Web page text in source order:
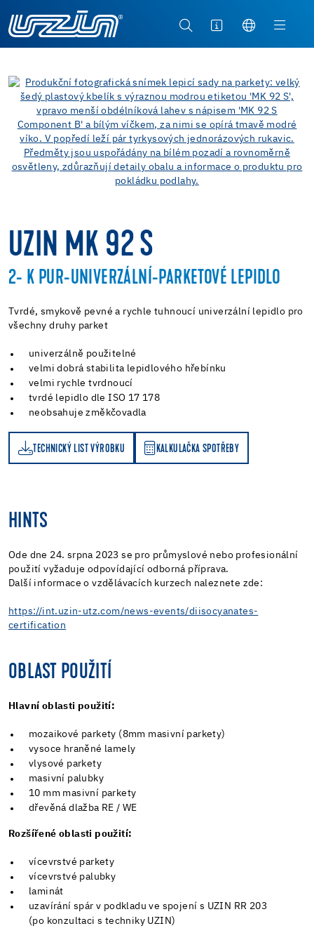
UZIN MK 92 S
2- K PUR-UNIVERZÁLNÍ-PARKETOVÉ LEPIDLO
Tvrdé, smykově pevné a rychle tuhnoucí univerzální lepidlo pro
všechny druhy parket
univerzálně použitelné
velmi dobrá stabilita lepidlového hřebínku
velmi rychle tvrdnoucí
tvrdé lepidlo dle ISO 17 178
neobsahuje změkčovadla
TECHNICKÝ LIST VÝROBKU KALKULAČKA SPOTŘEBY
KALKULAČKA SPOTŘEBY
HINTS
Ode dne 24. srpna 2023 se pro průmyslové nebo profesionální
použití vyžaduje odpovídající odborná příprava.
Další informace o vzdělávacích kurzech naleznete zde:
https://int.uzin-utz.com/news-events/diisocyanates-
certification
OBLAST POUŽITÍ
Hlavní oblasti použití:
mozaikové parkety (8mm masivní parkety)
vysoce hraněné lamely
vlysové parkety
masivní palubky
10 mm masivní parkety
dřevěná dlažba RE / WE
Rozšířené oblasti použití:
vícevrstvé parkety
vícevrstvé palubky
laminát
uzavírání spár v podkladu ve spojení s UZIN RR 203
(po konzultaci s techniky UZIN)